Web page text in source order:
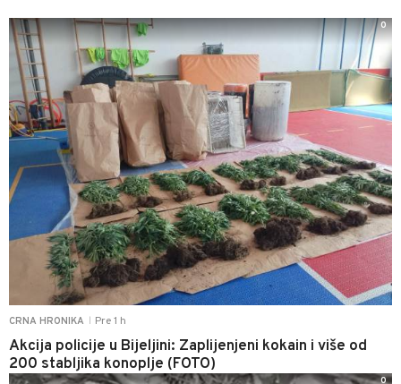
CRNA HRONIKA Pre 1 h
Akcija policije u Bijeljini: Zaplijenjeni kokain i više od
200 stabljika konoplje (FOTO)
0
0